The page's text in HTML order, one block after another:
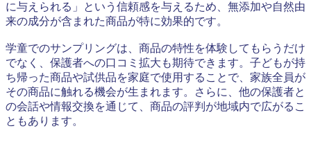
に与えられる」という信頼感を与えるため、無添加や自然由
来の成分が含まれた商品が特に効果的です。
学童でのサンプリングは、商品の特性を体験してもらうだけ
でなく、保護者への口コミ拡大も期待できます。子どもが持
ち帰った商品や試供品を家庭で使用することで、家族全員が
その商品に触れる機会が生まれます。さらに、他の保護者と
の会話や情報交換を通じて、商品の評判が地域内で広がるこ
ともあります。